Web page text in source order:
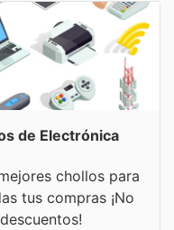
de Electrónica
chollos para
tus compras ¡No